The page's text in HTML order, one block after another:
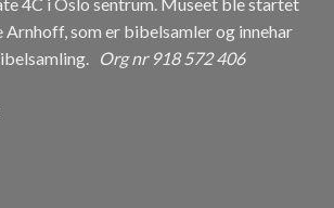
Arnhoff, som er bibelsamler og innehar
Org nr 918 572 406